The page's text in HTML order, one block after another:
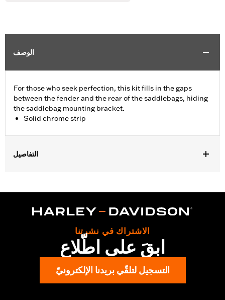
الوصف
For those who seek perfection, this kit fills in the gaps
between the fender and the rear of the saddlebags, hiding
the saddlebag mounting bracket.
Solid chrome strip
التفاصيل
and Triple Rail Saddlebag Guard Rails or chrome Saddlebag
Guard Kit P/N 90839-93A, 91216-97 Electra Glo™ Light Rails
Leather Saddlebags P/N 90652- 94A, 90843-93 or with Fender
Rail P/N 91019-92A. Does not fit '98-'08 FLTR.)
Installation Instructions
الاشتراك في نشرتنا
ابقَ على اطّلاع
التسجيل لتلقّي بريدنا الإلكترونيّ